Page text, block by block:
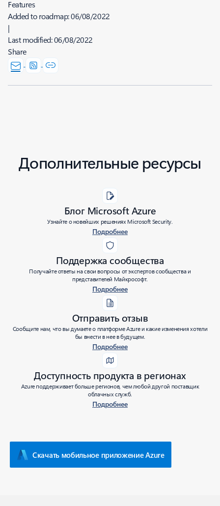
Features
Added to roadmap:06/08/2022
|
Last modified:06/08/2022
Share
Дополнительные ресурсы
Блог Microsoft Azure
Узнайте о новейших решениях Microsoft Security.
Подробнее
Поддержка сообщества
Получайте ответы на свои вопросы от экспертов сообщества и
представителей Майкрософт.
Подробнее
Отправить отзыв
Сообщите нам, что вы думаете о платформе Azure и какие изменения хотели
бы внести в нее в будущем.
Подробнее
Доступность продукта в регионах
Azure поддерживает больше регионов, чем любой другой поставщик
облачных служб.
Подробнее
Скачать мобильное приложение Azure